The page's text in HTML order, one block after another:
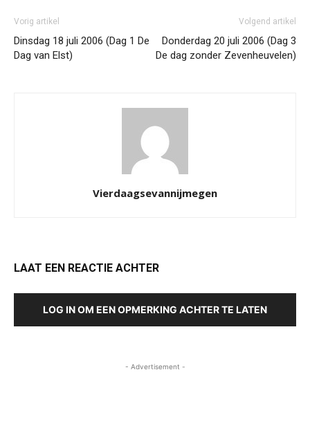
Vorig artikel
Dinsdag 18 juli 2006 (Dag 1 De
Dag van Elst)
Volgend artikel
Donderdag 20 juli 2006 (Dag 3
De dag zonder Zevenheuvelen)
Vierdaagsevannijmegen
LAAT EEN REACTIE ACHTER
LOG IN OM EEN OPMERKING ACHTER TE LATEN
- Advertisement -